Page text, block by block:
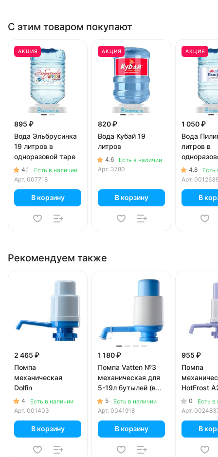
С этим товаром покупают
АКЦИЯ
895 ₽
Вода Эльбрусинка
19 литров в
одноразовой таре
4.1
Есть в наличии
Арт. 007718
В корзину
АКЦИЯ
820 ₽
Вода Кубай 19
литров
4.6
Есть в наличии
Арт. 3780
В корзину
АКЦИЯ
1 050 ₽
Вода
литров в
4.8
Есть
Арт.
В
Рекомендуем также
2 465 ₽
Помпа
механическая
Dolfin
4
Есть в наличии
Арт. 001403
В корзину
1 180 ₽
Помпа Vatten №3
механическая для
5-19л бутылей (в
коробке)
5
Есть в наличии
Арт. 0041918
В корзину
955 ₽
Помпа
HotFrost
л бутылей
0
Есть в
Арт.
В